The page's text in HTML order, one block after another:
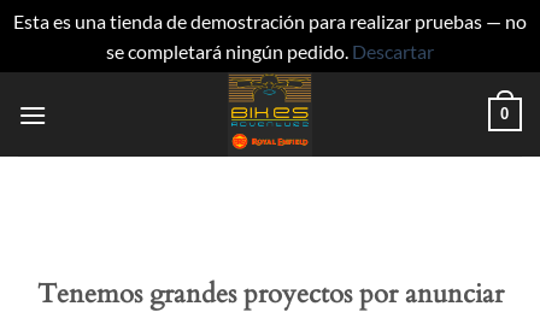
Esta es una tienda de demostración para realizar pruebas — no
se completará ningún pedido. Descartar
0
Tenemos grandes proyectos por anunciar